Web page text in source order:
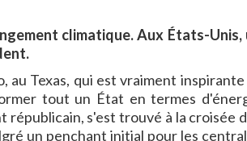
climatique. Aux États-Unis,
au Texas, qui est vraiment
tout un État en termes
républicain, s'est trouvé à la croisée
un penchant initial pour les